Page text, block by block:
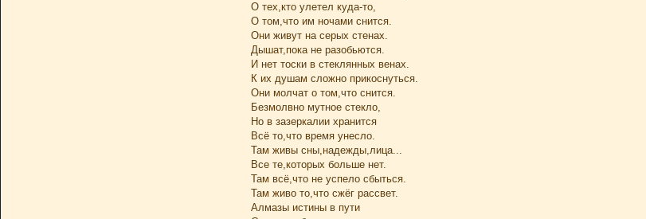
О тех,кто улетел куда-то,
О том,что им ночами снится.
Они живут на серых стенах.
Дышат,пока не разобьются.
И нет тоски в стеклянных венах.
К их душам сложно прикоснуться.
Они молчат о том,что снится.
Безмолвно мутное стекло,
Но в зазеркалии хранится
Всё то,что время унесло.
Там живы сны,надежды,лица...
Все те,которых больше нет.
Там всё,что не успело сбыться.
Там живо то,что сжёг рассвет.
Алмазы истины в пути